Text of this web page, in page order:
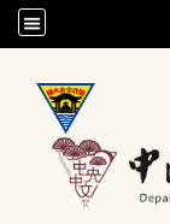
/accesskey""